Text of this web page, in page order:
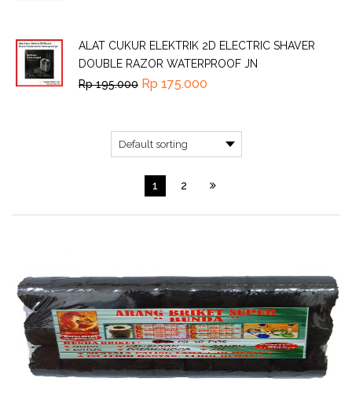
1 2
ALAT CUKUR ELEKTRIK 2D ELECTRIC SHAVER
DOUBLE RAZOR WATERPROOF JN
Rp195.000 Rp 175.000